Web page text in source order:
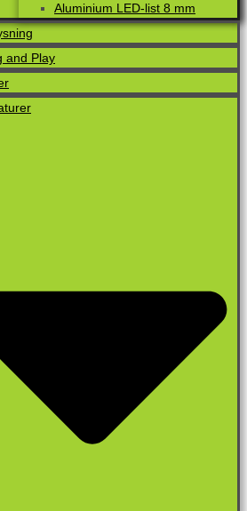
Aluminium LED-list 8 mm
and Play